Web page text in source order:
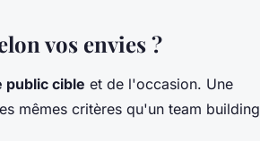
vos envies ?
public cible et de l'occasion. Une
mêmes critères qu'un team building